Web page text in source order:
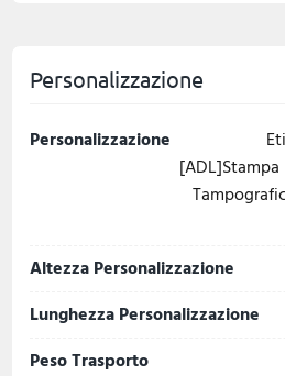
Personalizzazione
Personalizzazione
Altezza Personalizzazione
Lunghezza Personalizzazione
Peso Trasporto